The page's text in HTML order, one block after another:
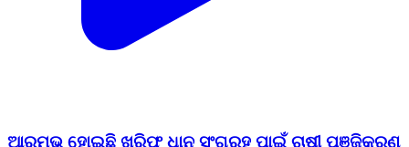
ଆରମ୍ଭ ହୋଇଛି ଖରିଫ ଧାନ ସଂଗ୍ରହ ପାଇଁ ଚାଷୀ ପଞ୍ଜିକରଣ